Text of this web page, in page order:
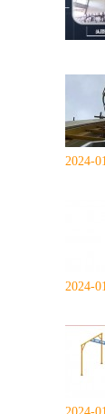
2024-
2024-